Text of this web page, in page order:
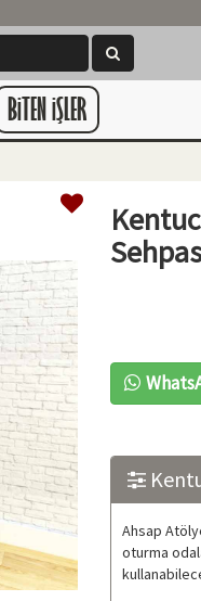
BiTEN iŞLER
Ahsap
oturma